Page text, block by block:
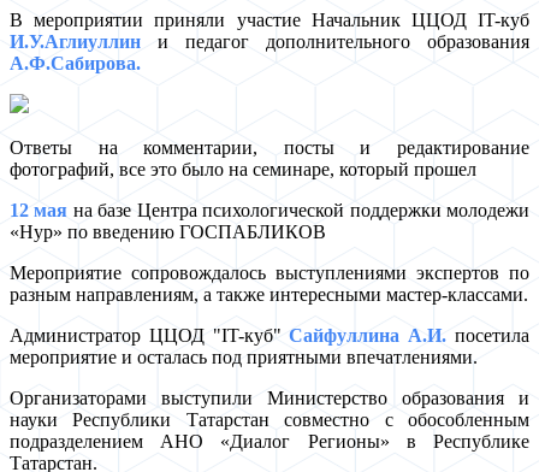
В мероприятии приняли участие Начальник ЦЦОД IT-куб
И.У.Аглиуллин и педагог дополнительного образования
А.Ф.Сабирова.
Ответы на комментарии, посты и редактирование
фотографий, все это было на семинаре, который прошел
12 мая на базе Центра психологической поддержки молодежи
«Нур» по введению ГОСПАБЛИКОВ
Мероприятие сопровождалось выступлениями экспертов по
разным направлениям, а также интересными мастер-классами.
Администратор ЦЦОД "IT-куб"Сайфуллина А.И. посетила
мероприятие и осталась под приятными впечатлениями.
Организаторами выступили Министерство образования и
науки Республики Татарстан совместно с обособленным
подразделением АНО «Диалог Регионы» в Республике
Татарстан.